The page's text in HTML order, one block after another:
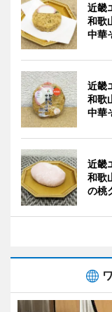
近畿
和歌
中華
近畿
和歌
中華
近畿
和歌
の桃